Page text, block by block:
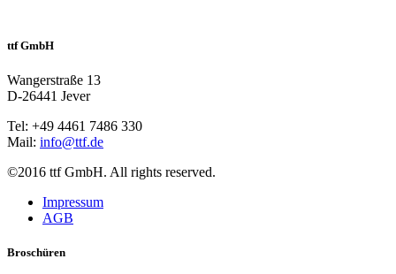
ttf GmbH
Wangerstraße 13
D-26441 Jever
Tel: +49 4461 7486 330
Mail: info@ttf.de
©2016 ttf GmbH. All rights reserved.
Impressum
AGB
Broschüren